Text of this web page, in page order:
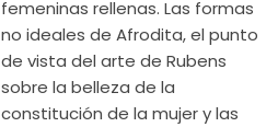
femeninas rellenas. Las formas
no ideales de Afrodita, el punto
de vista del arte de Rubens
sobre la belleza de la
constitución de la mujer y las